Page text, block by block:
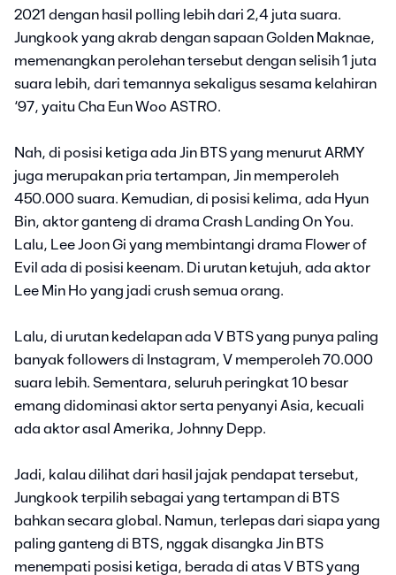
2021 dengan hasil polling lebih dari 2,4 juta suara.
Jungkook yang akrab dengan sapaan Golden Maknae,
memenangkan perolehan tersebut dengan selisih 1 juta
suara lebih, dari temannya sekaligus sesama kelahiran
‘97, yaitu Cha Eun Woo ASTRO.
Nah, di posisi ketiga ada Jin BTS yang menurut ARMY
juga merupakan pria tertampan, Jin memperoleh
450.000 suara. Kemudian, di posisi kelima, ada Hyun
Bin, aktor ganteng di drama Crash Landing On You.
Lalu, Lee Joon Gi yang membintangi drama Flower of
Evil ada di posisi keenam. Di urutan ketujuh, ada aktor
Lee Min Ho yang jadi crush semua orang.
Lalu, di urutan kedelapan ada V BTS yang punya paling
banyak followers di Instagram, V memperoleh 70.000
suara lebih. Sementara, seluruh peringkat 10 besar
emang didominasi aktor serta penyanyi Asia, kecuali
ada aktor asal Amerika, Johnny Depp.
Jadi, kalau dilihat dari hasil jajak pendapat tersebut,
Jungkook terpilih sebagai yang tertampan di BTS
bahkan secara global. Namun, terlepas dari siapa yang
paling ganteng di BTS, nggak disangka Jin BTS
menempati posisi ketiga, berada di atas V BTS yang